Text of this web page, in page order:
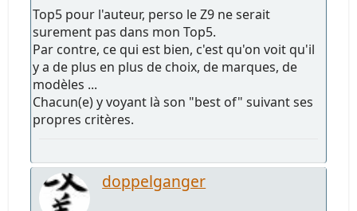
Top5 pour l'auteur, perso le Z9 ne serait
surement pas dans mon Top5.
Par contre, ce qui est bien, c'est qu'on voit qu'il
y a de plus en plus de choix, de marques, de
modèles ...
Chacun(e) y voyant là son "best of" suivant ses
propres critères.
doppelganger